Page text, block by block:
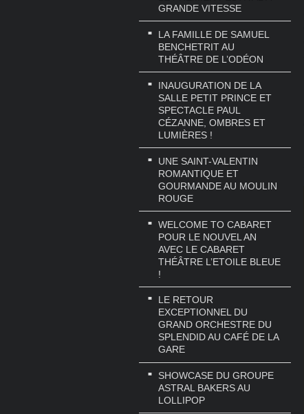
GRANDE VITESSE
LA FAMILLE DE SAMUEL
BENCHETRIT AU
THÉÂTRE DE L’ODÉON
INAUGURATION DE LA
SALLE PETIT PRINCE ET
SPECTACLE PAUL
CÉZANNE, OMBRES ET
LUMIÈRES !
UNE SAINT-VALENTIN
ROMANTIQUE ET
GOURMANDE AU MOULIN
ROUGE
WELCOME TO CABARET
POUR LE NOUVEL AN
AVEC LE CABARET
THÉÂTRE L’ETOILE BLEUE
!
LE RETOUR
EXCEPTIONNEL DU
GRAND ORCHESTRE DU
SPLENDID AU CAFÉ DE LA
GARE
SHOWCASE DU GROUPE
ASTRAL BAKERS AU
LOLLIPOP